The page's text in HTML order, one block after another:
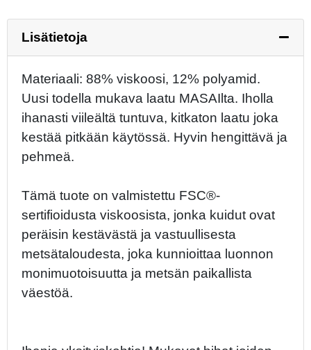
Lisätietoja
Materiaali: 88% viskoosi, 12% polyamid.
Uusi todella mukava laatu MASAIlta. Iholla
ihanasti viileältä tuntuva, kitkaton laatu joka
kestää pitkään käytössä. Hyvin hengittävä ja
pehmeä.
Tämä tuote on valmistettu FSC®-
sertifioidusta viskoosista, jonka kuidut ovat
peräisin kestävästä ja vastuullisesta
metsätaloudesta, joka kunnioittaa luonnon
monimuotoisuutta ja metsän paikallista
väestöä.